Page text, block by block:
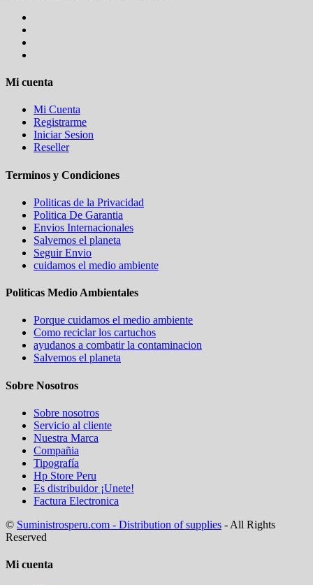
Mi cuenta
Mi Cuenta
Registrarme
Iniciar Sesion
Reseller
Terminos y Condiciones
Politicas de la Privacidad
Politica De Garantia
Envios Internacionales
Salvemos el planeta
Seguir Envio
cuidamos el medio ambiente
Politicas Medio Ambientales
Porque cuidamos el medio ambiente
Como reciclar los cartuchos
ayudanos a combatir la contaminacion
Salvemos el planeta
Sobre Nosotros
Sobre nosotros
Servicio al cliente
Nuestra Marca
Compañia
Tipografía
Hp Store Peru
Es distribuidor ¡Unete!
Factura Electronica
© Suministrosperu.com - Distribution of supplies - All Rights
Reserved
Mi cuenta